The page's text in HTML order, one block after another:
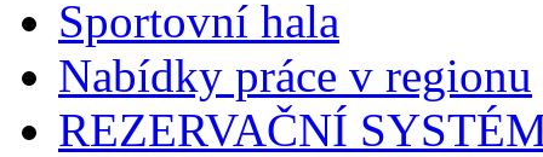
Sportovní hala
Nabídky práce v regionu
REZERVAČNÍ